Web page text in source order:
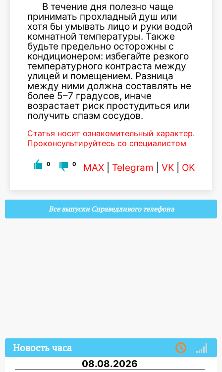
В течение дня полезно чаще
принимать прохладный душ или
хотя бы умывать лицо и руки водой
комнатной температуры. Также
будьте предельно осторожны с
кондиционером: избегайте резкого
температурного контраста между
улицей и помещением. Разница
между ними должна составлять не
более 5–7 градусов, иначе
возрастает риск простудиться или
получить спазм сосудов.
Статья носит ознакомительный характер.
Проконсультируйтесь со специалистом
0 0 MAX Telegram VK OK
Все выпуски Справедливого телефона
Новость часа
08.08.2026